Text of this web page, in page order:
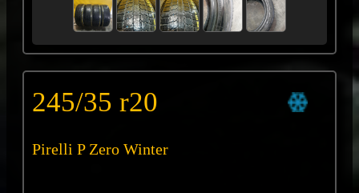
245/35 r20
Pirelli P Zero Winter